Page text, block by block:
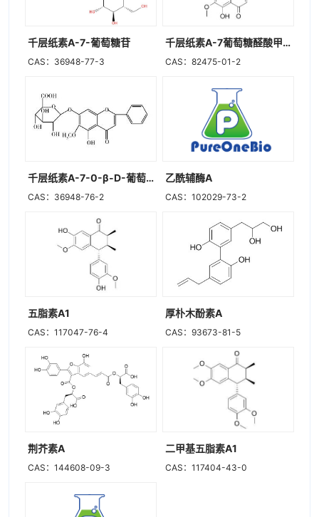
千层纸素A-7-葡萄糖苷
CAS：36948-77-3
千层纸素A-7葡萄糖醛酸甲酯
CAS：82475-01-2
千层纸素A-7-0-β-D-葡萄糖醛酸苷
CAS：36948-76-2
乙酰辅酶A
CAS：102029-73-2
五脂素A1
CAS：117047-76-4
厚朴木酚素A
CAS：93673-81-5
荆芥素A
CAS：144608-09-3
二甲基五脂素A1
CAS：117404-43-0